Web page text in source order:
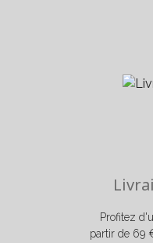
Profitez
partir de 69